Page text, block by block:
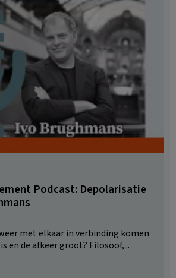
Podcast: Depolarisatie
met elkaar in verbinding komen
en de afkeer groot? Filosoof,...